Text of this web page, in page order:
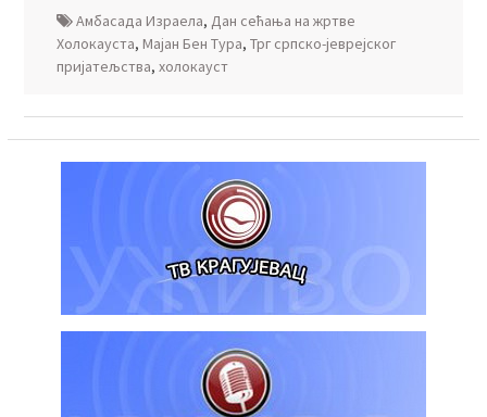
Амбасада Израела, Дан сећања на жртве
Холокауста, Мајан Бен Тура, Трг српско-јеврејског
пријатељства, холокауст